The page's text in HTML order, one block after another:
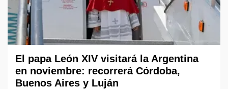
El papa León XIV visitará la Argentina
en noviembre: recorrerá Córdoba,
Buenos Aires y Luján